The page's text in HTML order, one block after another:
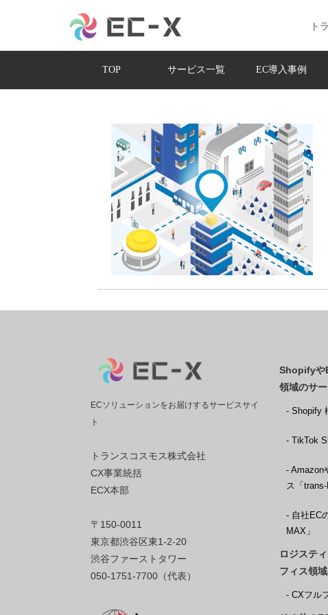
ト
TOP サービス一覧 EC導入事例
ECソリューションをお届けするサービスサイ
ト
トランスコスモス株式会社
CX事業統括
ECX本部
〒150-0011
東京都渋谷区東1-2-20
渋谷ファーストタワー
050-1751-7700（代表）
Shopifyや
領域のサ
- Shopify
- TikTok
- Amazon
ス「trans-
- 自社EC
MAX」
ロジステ
フィス領
- CXフル